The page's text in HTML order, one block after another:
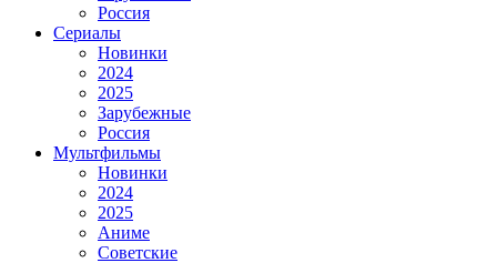
Россия
Сериалы
Новинки
2024
2025
Зарубежные
Россия
Мультфильмы
Новинки
2024
2025
Аниме
Советские